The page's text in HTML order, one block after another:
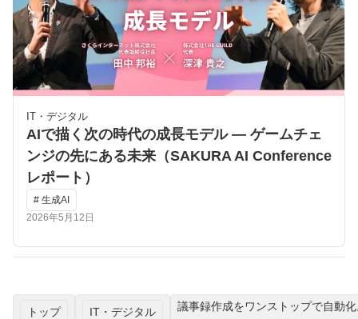
IT・デジタル
AIで描く次の時代の成長モデル ― ゲームチェ
ンジの先にある未来（SAKURA AI Conference
レポート）
# 生成AI
2026年5月12日
トップ IT・デジタル 議事録作成をワンストップで自動